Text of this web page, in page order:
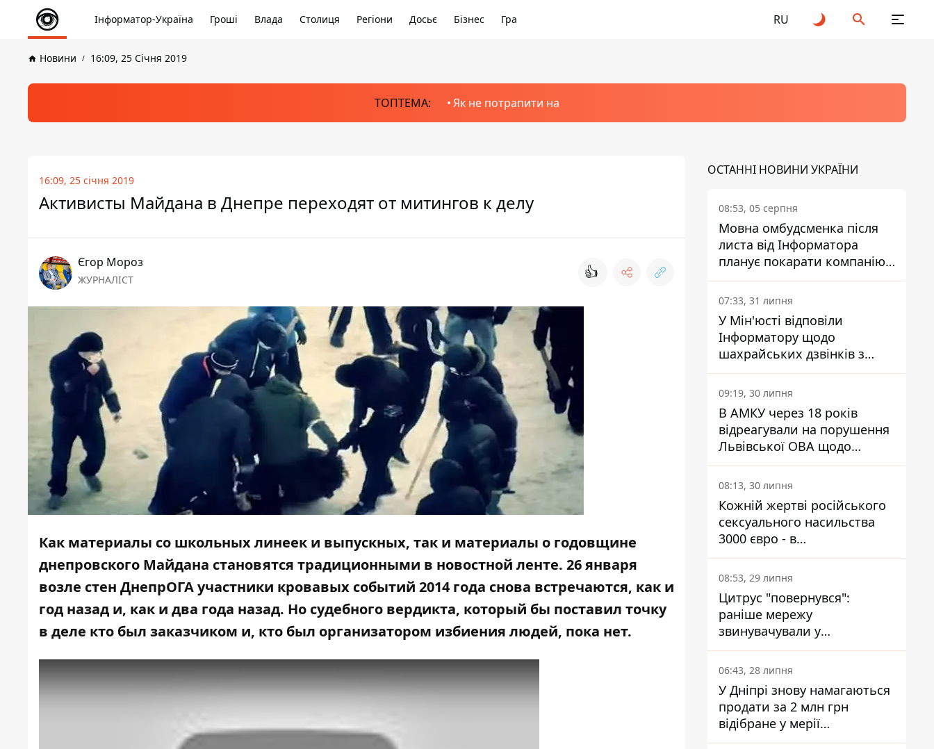
Інформатор-Україна Гроші Влада Столиця Регіони Досьє Бізнес Гра RU
Новини 16:09, 25 Січня 2019
ТОПТЕМА: Як не потрапити на
16:09, 25 січня 2019
Активисты Майдана в Днепре переходят от митингов к делу
Єгор Мороз
ЖУРНАЛІСТ 👍
Как материалы со школьных линеек и выпускных, так и материалы о годовщине
днепровского Майдана становятся традиционными в новостной ленте. 26 января
возле стен ДнепрОГА участники кровавых событий 2014 года снова встречаются, как и
год назад и, как и два года назад. Но судебного вердикта, который бы поставил точку
в деле кто был заказчиком и, кто был организатором избиения людей, пока нет.
ОСТАННІ НОВИНИ УКРАЇНИ
08:53, 05 серпня
Мовна омбудсменка після
листа від Інформатора
планує покарати компанію-
підрядника ПриватБанку
07:33, 31 липня
У Мін'юсті відповіли
Інформатору щодо
шахрайських дзвінків з
камери Сумського СІЗО так,
що ніхто нічого не зрозумів
09:19, 30 липня
В АМКУ через 18 років
відреагували на порушення
Львівської ОВА щодо
харчування у закладах
освіти
08:13, 30 липня
Кожній жертві російського
сексуального насильства
3000 євро - в
Мінсоцполітики пояснили
Інформатору, звідки на це
гроші
08:53, 29 липня
Цитрус "повернувся":
раніше мережу
звинувачували у
контрабанді техніки та
ухиленні від сплати
податків
06:43, 28 липня
У Дніпрі знову намагаються
продати за 2 млн грн
відібране у мерії
приміщення Укрпошти